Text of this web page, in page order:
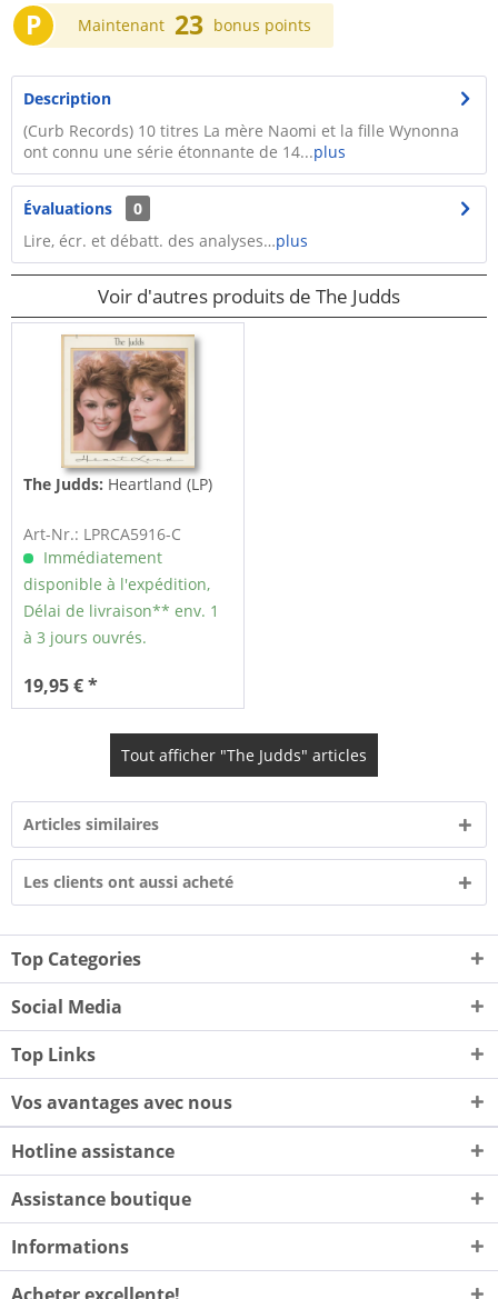
P Maintenant 23 bonus points
Description
(Curb Records) 10 titres La mère Naomi et la fille Wynonna
ont connu une série étonnante de 14...plus
Évaluations
0
Lire, écr. et débatt. des analyses…plus
Voir d'autres produits de The Judds
The Judds: Heartland (LP)
Art-Nr.: LPRCA5916-C
Immédiatement
disponible à l'expédition,
Délai de livraison** env. 1
à 3 jours ouvrés.
19,95 € *
Tout afficher "The Judds" articles
Articles similaires
Les clients ont aussi acheté
Top Categories
Social Media
Top Links
Vos avantages avec nous
Hotline assistance
Assistance boutique
Informations